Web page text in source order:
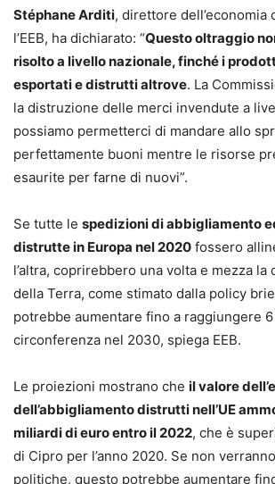
Stéphane Arditi, direttore dell’economia
l’EEB, ha dichiarato: “Questo oltraggio
risolto a livello nazionale, finché i
esportati e distrutti altrove. La
la distruzione delle merci invendute a
possiamo permetterci di mandare allo
perfettamente buoni mentre le risorse
esaurite per farne di nuovi”.
Se tutte le spedizioni di abbigliamento
distrutte in Europa nel 2020 fossero
l’altra, coprirebbero una volta e mezza la
della Terra, come stimato dalla policy
potrebbe aumentare fino a raggiungere
circonferenza nel 2030, spiega EEB.
Le proiezioni mostrano che il valore
dell’abbigliamento distrutti nell’UE
miliardi di euro entro il 2022, che è
di Cipro per l’anno 2020. Se non
politiche, questo potrebbe aumentare